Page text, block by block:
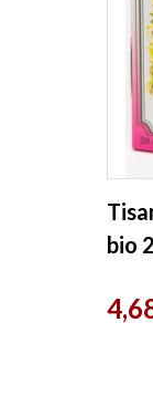
bio
Prix